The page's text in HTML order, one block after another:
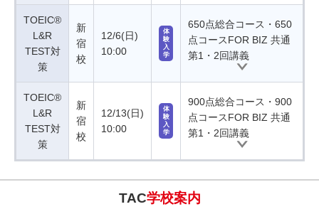
TOEIC®
L&R
TEST対
策
新
宿
校
12/6(日)
10:00
体
験
入
学
650点総合コース・650
点コースFOR BIZ 共通
第1・2回講義
TOEIC®
L&R
TEST対
策
新
宿
校
12/13(日)
10:00
体
験
入
学
900点総合コース・900
点コースFOR BIZ 共通
第1・2回講義
TAC学校案内